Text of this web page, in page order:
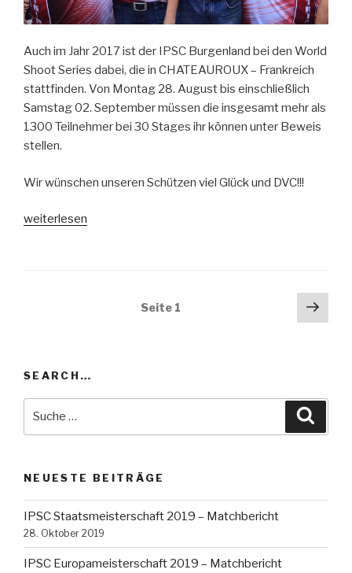
Auch im Jahr 2017 ist der IPSC Burgenland bei den World
Shoot Series dabei, die in CHATEAUROUX – Frankreich
stattfinden. Von Montag 28. August bis einschließlich
Samstag 02. September müssen die insgesamt mehr als
1300 Teilnehmer bei 30 Stages ihr können unter Beweis
stellen.
Wir wünschen unseren Schützen viel Glück und DVC!!!
„World
weiterlesen
Beitragsnavigation
Seite 1
SEARCH…
NEUESTE BEITRÄGE
IPSC Staatsmeisterschaft 2019 – Matchbericht
28. Oktober 2019
IPSC Europameisterschaft 2019 – Matchbericht